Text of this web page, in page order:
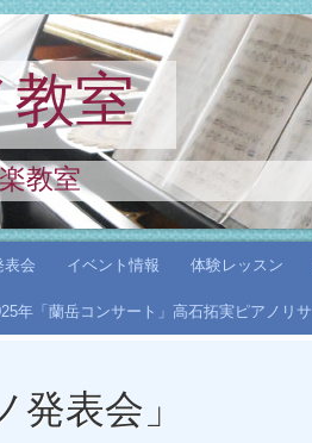
室
教室
表会 イベント情報 体験レッスン
年「蘭岳コンサート」高石拓実ピアノリ
発表会」